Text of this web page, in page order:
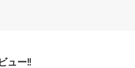
ュー‼